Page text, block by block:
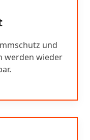
und
werden wieder